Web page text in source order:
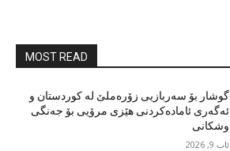
MOST READ
گوشار بۆ سەربازیی زۆرەملێ لە کوردستان و
ئەگەری ئامادەکردنی هێزی مرۆیی بۆ جەنگی
وشکانی
ئاب 9, 2026